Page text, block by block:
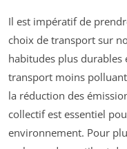
Il est impératif de
choix de transport sur
habitudes plus durables
transport moins
la réduction des
collectif est essentiel
environnement. Pour